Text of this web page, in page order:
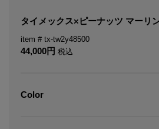
タイメックス×ピーナッツ マーリ
tx-tw2y48500
44,000 税込
Color